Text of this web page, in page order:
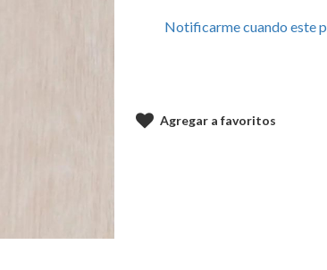
Notificarme cuando este
Agregar a favoritos